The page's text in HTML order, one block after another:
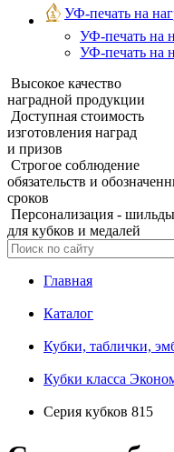
УФ-печать на
УФ‑печать на
УФ-печать на
Высокое качество
наградной продукции
Доступная стоимость
изготовления наград
и призов
Строгое соблюдение
обязательств и
сроков
Персонализация - шильды
для кубков и медалей
Главная
Каталог
Кубки, таблички,
Кубки класса
Серия кубков 815